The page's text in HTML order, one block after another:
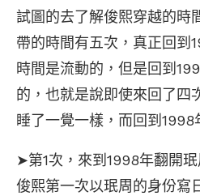
試圖的去了解俊熙穿越的時
帶的時間有五次，真正回到
時間是流動的，但是回到
的，也就是說即使來回了四
睡了一覺一樣，而回到1998
➤第1次，來到1998年翻開
俊熙第一次以珉周的身份寫